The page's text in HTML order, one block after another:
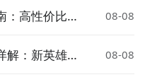
：高性价比与
08-08
解：新英雄、
08-08